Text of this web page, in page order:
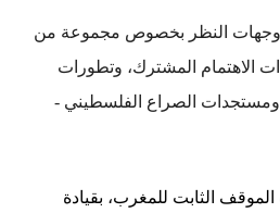
وجهات النظر بخصوص مجموعة من
ذات الاهتمام المشترك، وتطورات
الصراع الفلسطيني -
الثابت للمغرب، بقيادة